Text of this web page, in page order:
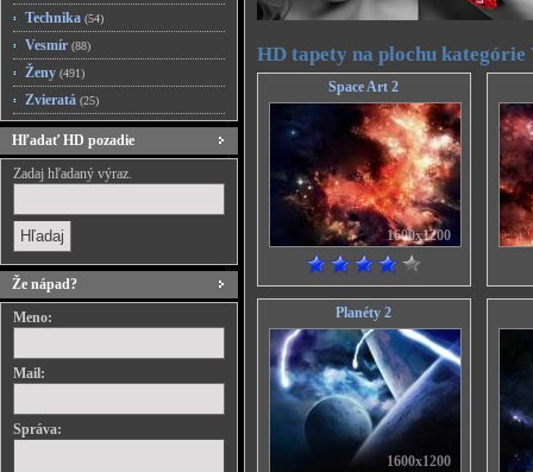
Technika (54)
Vesmír (88)
Ženy (491)
Zvieratá (25)
Hľadať HD pozadie
Zadaj hľadaný výraz.
Že nápad?
Meno:
Mail:
Správa:
HD tapety na plochu kategórie
Space Art 2
1600x1200
Planéty 2
1600x1200